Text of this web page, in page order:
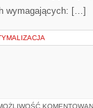
wymagających: […]